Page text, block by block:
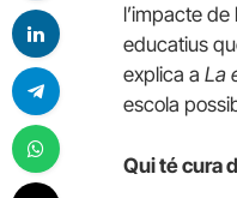
l’impacte
educatius
explica a La
escola
Qui té cura